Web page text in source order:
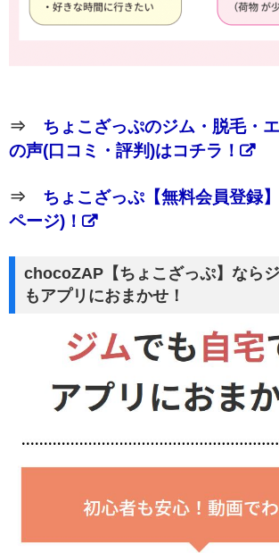
⇒ ちょこざっぷのジム・脱毛・
の声(口コミ・評判)はコチラ！
⇒ ちょこざっぷ【無料会員登録
ページ)！
chocoZAP【ちょこざっぷ】なら
もアプリにおまかせ！